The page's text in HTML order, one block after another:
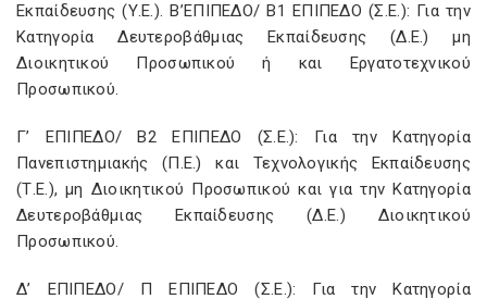
Εκπαίδευσης (Υ.Ε.). Β’ΕΠΙΠΕΔΟ/ Β1 ΕΠΙΠΕΔΟ (Σ.Ε.): Για την
Κατηγορία Δευτεροβάθμιας Εκπαίδευσης (Δ.Ε.) μη
Διοικητικού Προσωπικού ή και Εργατοτεχνικού
Προσωπικού.
Γ’ ΕΠΙΠΕΔΟ/ Β2 ΕΠΙΠΕΔΟ (Σ.Ε.): Για την Κατηγορία
Πανεπιστημιακής (Π.Ε.) και Τεχνολογικής Εκπαίδευσης
(Τ.Ε.), μη Διοικητικού Προσωπικού και για την Κατηγορία
Δευτεροβάθμιας Εκπαίδευσης (Δ.Ε.) Διοικητικού
Προσωπικού.
Δ’ ΕΠΙΠΕΔΟ/ Π ΕΠΙΠΕΔΟ (Σ.Ε.): Για την Κατηγορία